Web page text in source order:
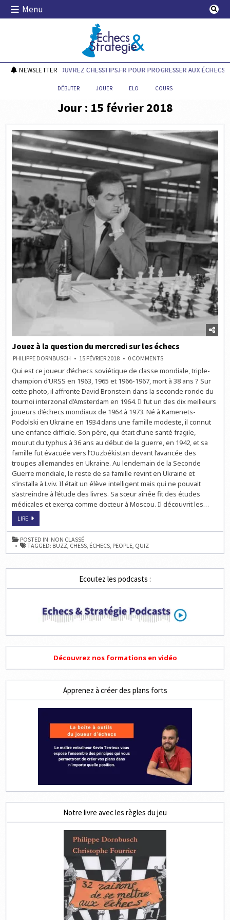
Skip
Menu
Echecs & Stratégie
NEWSLETTERDÉCOUVREZ CHESSTIPS.FR POUR PROGRESSER AUX ÉCHECS !
DÉBUTER JOUER ELO COURS
Jour : 15 février 2018
Jouez à la question du mercredi sur les échecs
PHILIPPE DORNBUSCH 15 FÉVRIER 2018 0 COMMENTSON
À
QUESTION
DU
MERCREDI
SUR
ÉCHECS
Qui est ce joueur d’échecs soviétique de classe mondiale, triple-
champion d’URSS en 1963, 1965 et 1966-1967, mort à 38 ans ? Sur
cette photo, il affronte David Bronstein dans la seconde ronde du
tournoi interzonal d’Amsterdam en 1964. Il fut un des dix meilleurs
joueurs d’échecs mondiaux de 1964 à 1973. Né à Kamenets-
Podolski en Ukraine en 1934 dans une famille modeste, il connut
une enfance difficile. Son père, qui était d’une santé fragile,
mourut du typhus à 36 ans au début de la guerre, en 1942, et sa
famille fut évacuée vers l’Ouzbékistan devant l’avancée des
troupes allemandes en Ukraine. Au lendemain de la Seconde
Guerre mondiale, le reste de sa famille revint en Ukraine et
s’installa à Lviv. Il était un élève intelligent mais qui ne pouvait
s’astreindre à l’étude des livres. Sa sœur aînée fit des études
médicales et exerça comme docteur à Moscou. Il découvrit les…
LIREJOUEZ
LA
QUESTION
DU
MERCREDI
SUR
ÉCHECS
POSTED IN: NON CLASSÉ
TAGGED: BUZZ, CHESS, ÉCHECS, PEOPLE, QUIZ
Ecoutez les podcasts :
Découvrez nos formations en vidéo
Apprenez à créer des plans forts
Notre livre avec les règles du jeu